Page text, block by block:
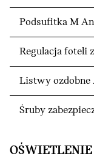
Podsufitka M
Regulacja foteli
Listwy ozdobne
Śruby
OŚWIETLENIE